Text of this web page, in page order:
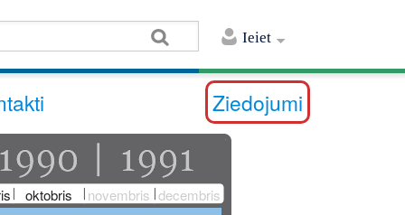
Ieiet
Ziedojumi
oktobris novembris decembris